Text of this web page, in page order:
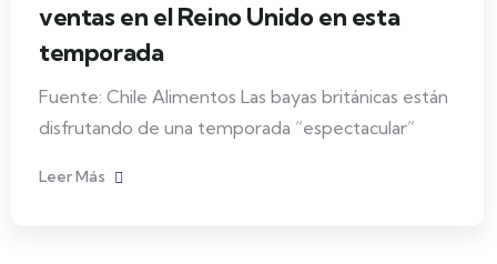
ventas en el Reino Unido en esta
temporada
Fuente: Chile Alimentos Las bayas británicas están
disfrutando de una temporada “espectacular”
Leer Más